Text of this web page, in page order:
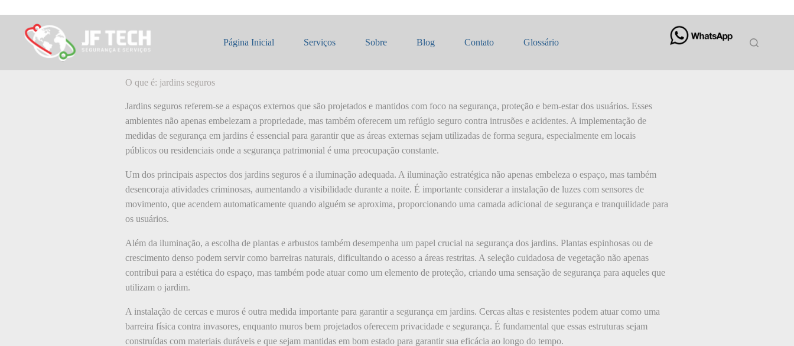
para
conteúdo
Página Inicial Serviços Sobre Blog Contato Glossário
O que é: jardins seguros
O que é: jardins seguros
Jardins seguros referem-se a espaços externos que são projetados e mantidos com foco na segurança, proteção e bem-estar dos usuários. Esses
ambientes não apenas embelezam a propriedade, mas também oferecem um refúgio seguro contra intrusões e acidentes. A implementação de
medidas de segurança em jardins é essencial para garantir que as áreas externas sejam utilizadas de forma segura, especialmente em locais
públicos ou residenciais onde a segurança patrimonial é uma preocupação constante.
Um dos principais aspectos dos jardins seguros é a iluminação adequada. A iluminação estratégica não apenas embeleza o espaço, mas também
desencoraja atividades criminosas, aumentando a visibilidade durante a noite. É importante considerar a instalação de luzes com sensores de
movimento, que acendem automaticamente quando alguém se aproxima, proporcionando uma camada adicional de segurança e tranquilidade para
os usuários.
Além da iluminação, a escolha de plantas e arbustos também desempenha um papel crucial na segurança dos jardins. Plantas espinhosas ou de
crescimento denso podem servir como barreiras naturais, dificultando o acesso a áreas restritas. A seleção cuidadosa de vegetação não apenas
contribui para a estética do espaço, mas também pode atuar como um elemento de proteção, criando uma sensação de segurança para aqueles que
utilizam o jardim.
A instalação de cercas e muros é outra medida importante para garantir a segurança em jardins. Cercas altas e resistentes podem atuar como uma
barreira física contra invasores, enquanto muros bem projetados oferecem privacidade e segurança. É fundamental que essas estruturas sejam
construídas com materiais duráveis e que sejam mantidas em bom estado para garantir sua eficácia ao longo do tempo.